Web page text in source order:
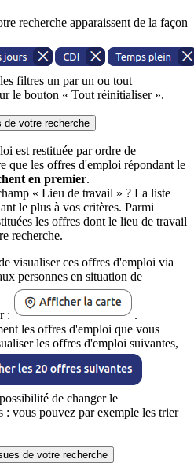
recherche apparaissent de la façon
filtres un par un ou tout
le bouton « Tout réinitialiser ».
votre recherche
est restituée par ordre de
que les offres d'emploi répondant le
en premier.
« Lieu de travail » ? La liste
le plus à vos critères. Parmi
les offres dont le lieu de travail
recherche.
visualiser ces offres d'emploi via
personnes en situation de
:
.
les offres d'emploi que vous
les offres d'emploi suivantes,
de changer le
: vous pouvez par exemple les trier
de votre recherche